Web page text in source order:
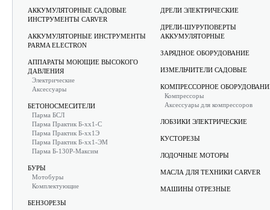
АККУМУЛЯТОРНЫЕ САДОВЫЕ
ИНСТРУМЕНТЫ CARVER
АККУМУЛЯТОРНЫЕ ИНСТРУМЕНТЫ
PARMA ELECTRON
АППАРАТЫ МОЮЩИЕ ВЫСОКОГО
ДАВЛЕНИЯ
Электрические
Аксессуары
БЕТОНОСМЕСИТЕЛИ
Парма БСЛ
Парма Практик Б-хх1-С
Парма Практик Б-хх1Э
Парма Практик Б-хх1-ЭМ
Парма Б-130Р-Максим
БУРЫ
Мотобуры
Комплектующие
БЕНЗОРЕЗЫ
ДРЕЛИ ЭЛЕКТРИЧЕСКИЕ
ДРЕЛИ-ШУРУПОВЕРТЫ
АККУМУЛЯТОРНЫЕ
ЗАРЯДНОЕ ОБОРУДОВАНИЕ
ИЗМЕЛЬЧИТЕЛИ САДОВЫЕ
КОМПРЕССОРНОЕ
Компрессоры
Аксессуары для компрессоров
ЛОБЗИКИ ЭЛЕКТРИЧЕСКИЕ
КУСТОРЕЗЫ
ЛОДОЧНЫЕ МОТОРЫ
МАСЛА ДЛЯ ТЕХНИКИ CARVER
МАШИНЫ ОТРЕЗНЫЕ